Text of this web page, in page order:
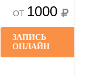
ОТ 1000
ЗАПИСЬ
ОНЛАЙН